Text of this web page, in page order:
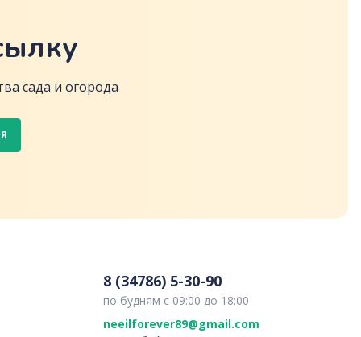
сада и огорода
8 (34786) 5-30-90
по будням с 09:00 до 18:00
neeilforever89@gmail.com